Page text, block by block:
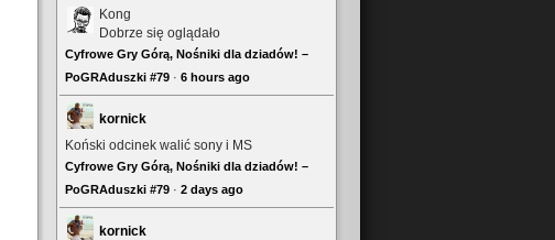
Kong
Dobrze się oglądało
Cyfrowe Gry Górą, Nośniki dla dziadów! –
PoGRAduszki #79 · 6 hours ago
kornick
Koński odcinek walić sony i MS
Cyfrowe Gry Górą, Nośniki dla dziadów! –
PoGRAduszki #79 · 2 days ago
kornick